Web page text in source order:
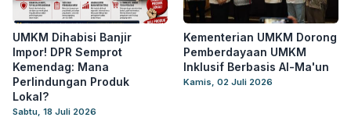
UMKM Dihabisi Banjir
Impor! DPR Semprot
Kemendag: Mana
Perlindungan Produk
Lokal?
Sabtu, 18 Juli 2026
Kementerian UMKM Dorong
Pemberdayaan UMKM
Inklusif Berbasis Al-Ma'un
Kamis, 02 Juli 2026